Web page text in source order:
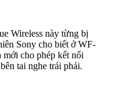
Wireless này từng bị
Sony cho biết ở WF-
cho phép kết nối
tai nghe trái phải.